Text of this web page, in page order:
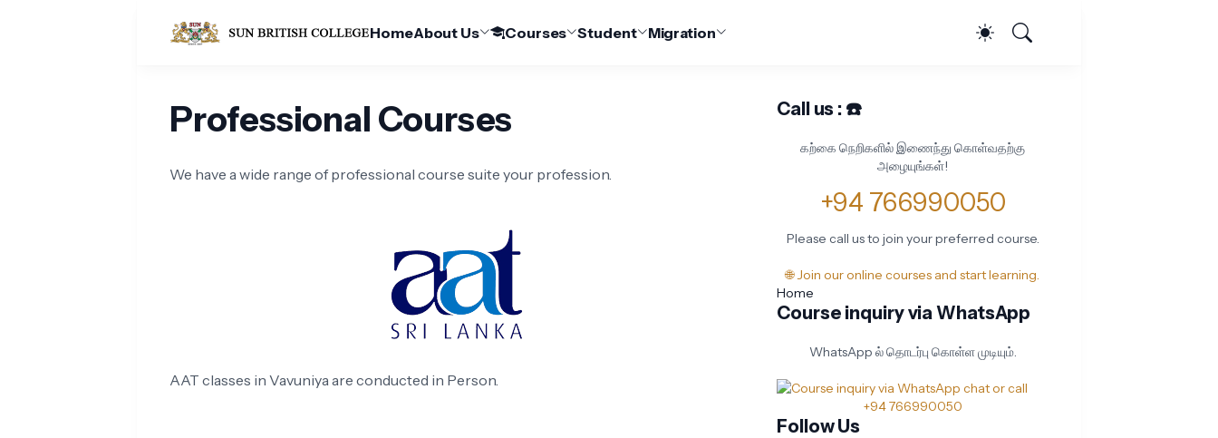
HomeAbout Us Courses Student Migration
Professional Courses
We have a wide range of professional course suite your profession.
AAT classes in Vavuniya are conducted in Person.
Call us : ☎️
கற்கை நெறிகளில் இணைந்து கொள்வதற்கு
அழையுங்கள்!
+94 766990050
Please call us to join your preferred course.
🌐 Join our online courses and start learning.
Home
Course inquiry via WhatsApp
WhatsApp ல் தொடர்பு கொள்ள முடியும்.
+94 766990050
Follow Us